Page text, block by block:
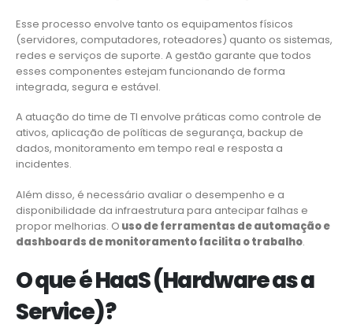
Esse processo envolve tanto os equipamentos físicos
(servidores, computadores, roteadores) quanto os sistemas,
redes e serviços de suporte. A gestão garante que todos
esses componentes estejam funcionando de forma
integrada, segura e estável.
A atuação do time de TI envolve práticas como controle de
ativos, aplicação de políticas de segurança, backup de
dados, monitoramento em tempo real e resposta a
incidentes.
Além disso, é necessário avaliar o desempenho e a
disponibilidade da infraestrutura para antecipar falhas e
propor melhorias. O uso de ferramentas de automação e
dashboards de monitoramento facilita o trabalho.
O que é HaaS (Hardware as a
Service)?